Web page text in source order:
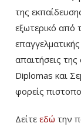
της
εξωτερικό από
απαιτήσεις
Diplomas και
φορείς
Δείτε εδώ την